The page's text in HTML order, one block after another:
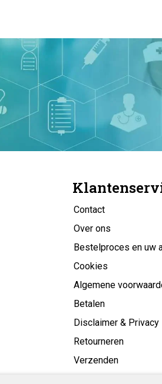
Contact
Over ons
Bestelproces en uw
Cookies
Algemene
Betalen
Disclaimer &
Retourneren
Verzenden